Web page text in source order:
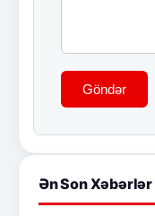
Göndər
Ən Son Xəbərlər